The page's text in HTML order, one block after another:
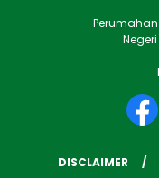
Perumahan
DISCLAIMER